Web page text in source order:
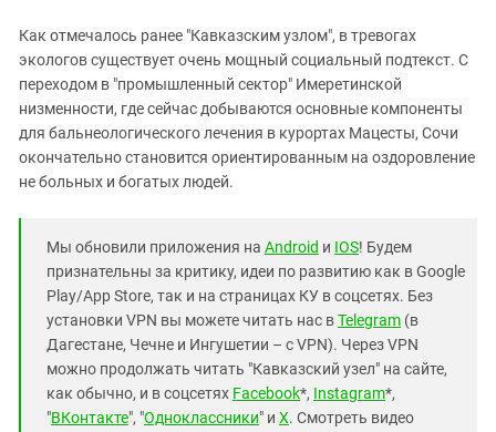
Как отмечалось ранее "Кавказским узлом", в тревогах
экологов существует очень мощный социальный подтекст. С
переходом в "промышленный сектор" Имеретинской
низменности, где сейчас добываются основные компоненты
для бальнеологического лечения в курортах Мацесты, Сочи
окончательно становится ориентированным на оздоровление
не больных и богатых людей.
Мы обновили приложения на Android и IOS! Будем
признательны за критику, идеи по развитию как в Google
Play/App Store, так и на страницах КУ в соцсетях. Без
установки VPN вы можете читать нас вTelegram (в
Дагестане, Чечне и Ингушетии – с VPN). Через VPN
можно продолжать читать "Кавказский узел" на сайте,
как обычно, и в соцсетях Facebook*, Instagram*,
"ВКонтакте", "Одноклассники" и X. Смотреть видео